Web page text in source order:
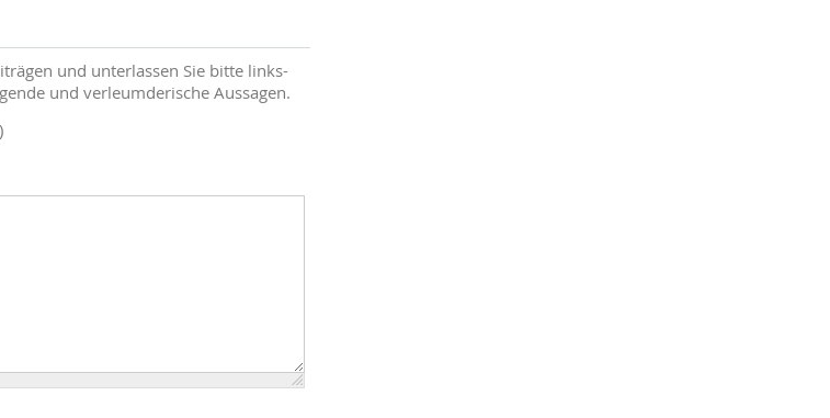
und unterlassen Sie bitte links-
und verleumderische Aussagen.